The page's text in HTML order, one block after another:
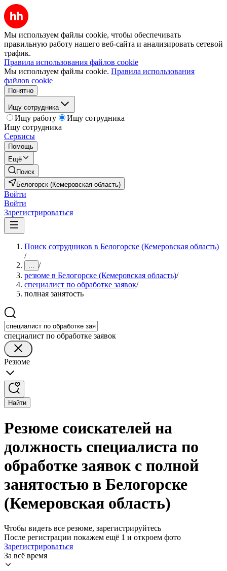
Мы используем файлы cookie, чтобы обеспечивать
правильную работу нашего веб-сайта и анализировать сетевой
трафик.
Правила использования файлов cookie
Мы используем файлы cookie. Правила использования
файлов cookie
Понятно
Ищу сотрудника
Ищу работу
Ищу сотрудника
Ищу сотрудника
Сервисы
Помощь
Ещё
Поиск
Белогорск (Кемеровская область)
Войти
Войти
Зарегистрироваться
Поиск сотрудников в Белогорске (Кемеровская область)
/
... /
резюме в Белогорске (Кемеровская область)/
специалист по обработке заявок/
полная занятость
специалист по обработке заявок
Резюме
Найти
Резюме соискателей на
должность специалиста по
обработке заявок с полной
занятостью в Белогорске
(Кемеровская область)
Чтобы видеть все резюме, зарегистрируйтесь
После регистрации покажем ещё 1 и откроем фото
Зарегистрироваться
За всё время